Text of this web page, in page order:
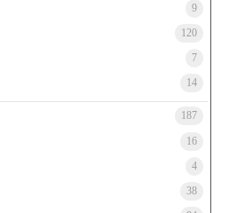
9
120
7
14
187
16
4
38